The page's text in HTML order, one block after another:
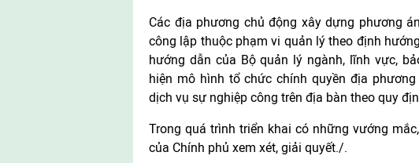
Các địa phương chủ động xây dựng phương
công lập thuộc phạm vi quản lý theo định
hướng dẫn của Bộ quản lý ngành, lĩnh vực,
hiện mô hình tổ chức chính quyền địa
dịch vụ sự nghiệp công trên địa bàn theo quy
Trong quá trình triển khai có những vướng
của Chính phủ xem xét, giải quyết./.